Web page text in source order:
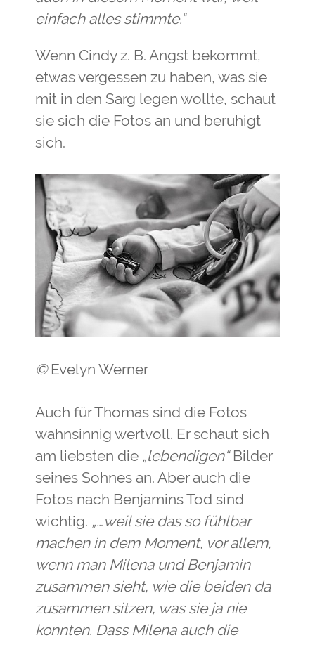
einfach alles stimmte.“
Wenn Cindy z. B. Angst bekommt,
etwas vergessen zu haben, was sie
mit in den Sarg legen wollte, schaut
sie sich die Fotos an und beruhigt
sich.
© Evelyn Werner
Auch für Thomas sind die Fotos
wahnsinnig wertvoll. Er schaut sich
am liebsten die „lebendigen“Bilder
seines Sohnes an. Aber auch die
Fotos nach Benjamins Tod sind
wichtig. „…weil sie das so fühlbar
machen in dem Moment, vor allem,
wenn man Milena und Benjamin
zusammen sieht, wie die beiden da
zusammen sitzen, was sie ja nie
konnten. Dass Milena auch die